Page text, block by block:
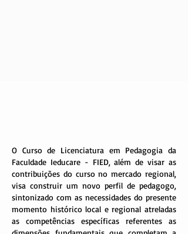
O Curso de Licenciatura em Pedagogia da
Faculdade Ieducare - FIED, além de visar as
contribuições do curso no mercado regional,
visa construir um novo perfil de pedagogo,
sintonizado com as necessidades do presente
momento histórico local e regional atreladas
as competências específicas referentes as